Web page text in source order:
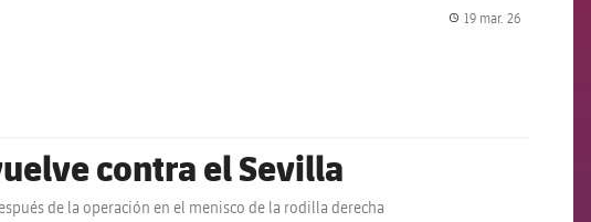
19 mar. 26
contra el Sevilla
de la operación en el menisco de la rodilla derecha